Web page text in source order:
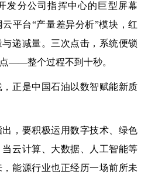
分公司指挥中心的巨型屏幕
平台“产量差异分析”模块，红
递减量。三次点击，系统便锁
——整个过程不到十秒。
正是中国石油以数智赋能新质
，要积极运用数字技术、绿色
云计算、大数据、人工智能等
能源行业也正经历一场前所未